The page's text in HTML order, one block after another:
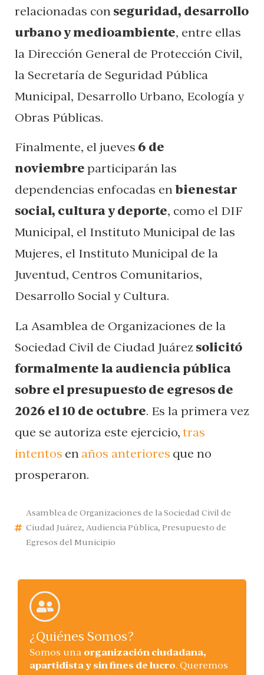
relacionadas con seguridad, desarrollo
urbano y medioambiente, entre ellas
la Dirección General de Protección Civil,
la Secretaría de Seguridad Pública
Municipal, Desarrollo Urbano, Ecología y
Obras Públicas.
Finalmente, el jueves 6 de
noviembre participarán las
dependencias enfocadas enbienestar
social, cultura y deporte, como el DIF
Municipal, el Instituto Municipal de las
Mujeres, el Instituto Municipal de la
Juventud, Centros Comunitarios,
Desarrollo Social y Cultura.
La Asamblea de Organizaciones de la
Sociedad Civil de Ciudad Juárez solicitó
formalmente la audiencia pública
sobre el presupuesto de egresos de
2026 el 10 de octubre. Es la primera vez
que se autoriza este ejercicio, tras
intentos en años anteriores que no
prosperaron.
Asamblea de Organizaciones de la Sociedad Civil de
Ciudad Juárez, Audiencia Pública, Presupuesto de
Egresos del Municipio
¿Quiénes Somos?
Somos una organización ciudadana,
apartidista y sin fines de lucro. Queremos